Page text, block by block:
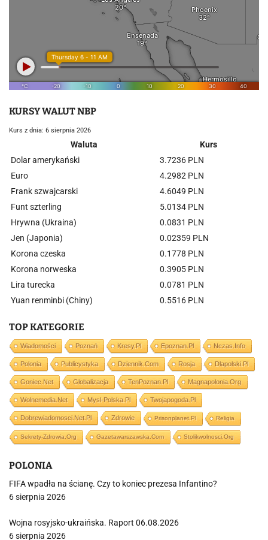
KURSY WALUT NBP
Kurs z dnia: 6 sierpnia 2026
Waluta
Kurs
Dolar amerykański
3.7236 PLN
Euro
4.2982 PLN
Frank szwajcarski
4.6049 PLN
Funt szterling
5.0134 PLN
Hrywna (Ukraina)
0.0831 PLN
Jen (Japonia)
0.02359 PLN
Korona czeska
0.1778 PLN
Korona norweska
0.3905 PLN
Lira turecka
0.0781 PLN
Yuan renminbi (Chiny)
0.5516 PLN
TOP KATEGORIE
Wiadomości Poznań Kresy.pl Epoznan.pl Nczas.info
Polonia Publicystyka Dziennik.com Rosja Dlapolski.pl
Goniec.net Globalizacja TenPoznan.pl Magnapolonia.org
Wolnemedia.net Mysl-Polska.pl Twojapogoda.pl
Dobrewiadomosci.net.pl Zdrowie Prisonplanet.pl Religia
Sekrety-Zdrowia.org Gazetawarszawska.com Stolikwolnosci.org
POLONIA
FIFA wpadła na ścianę. Czy to koniec prezesa Infantino?
6 sierpnia 2026
Wojna rosyjsko-ukraińska. Raport 06.08.2026
6 sierpnia 2026